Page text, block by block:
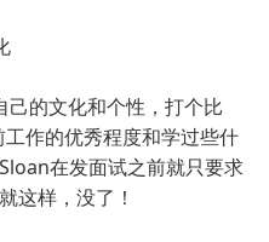
的文化和个性，打个比
作的优秀程度和学过些什
在发面试之前就只要求
这样，没了！